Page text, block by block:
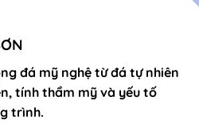
đá mỹ nghệ từ đá tự nhiên
tính thẩm mỹ và yếu tố
trình.